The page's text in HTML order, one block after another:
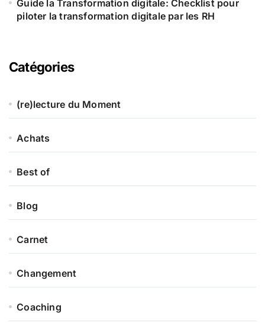
Guide la Transformation digitale: Checklist pour
piloter la transformation digitale par les RH
Catégories
(re)lecture du Moment
Achats
Best of
Blog
Carnet
Changement
Coaching